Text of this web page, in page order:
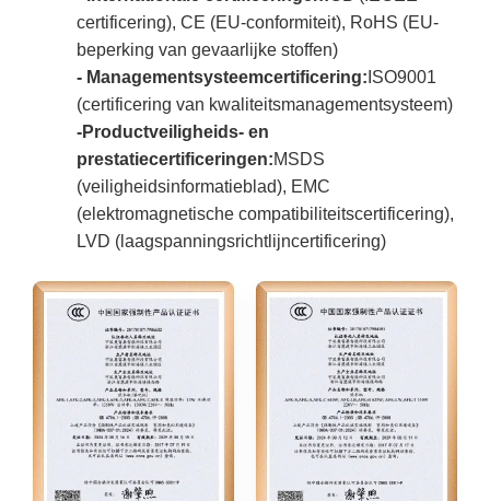
certificering), CE (EU-conformiteit), RoHS (EU-
beperking van gevaarlijke stoffen)
- Managementsysteemcertificering: ISO9001
(certificering van kwaliteitsmanagementsysteem)
-Productveiligheids- en
prestatiecertificeringen:MSDS
(veiligheidsinformatieblad), EMC
(elektromagnetische compatibiliteitscertificering),
LVD (laagspanningsrichtlijncertificering)